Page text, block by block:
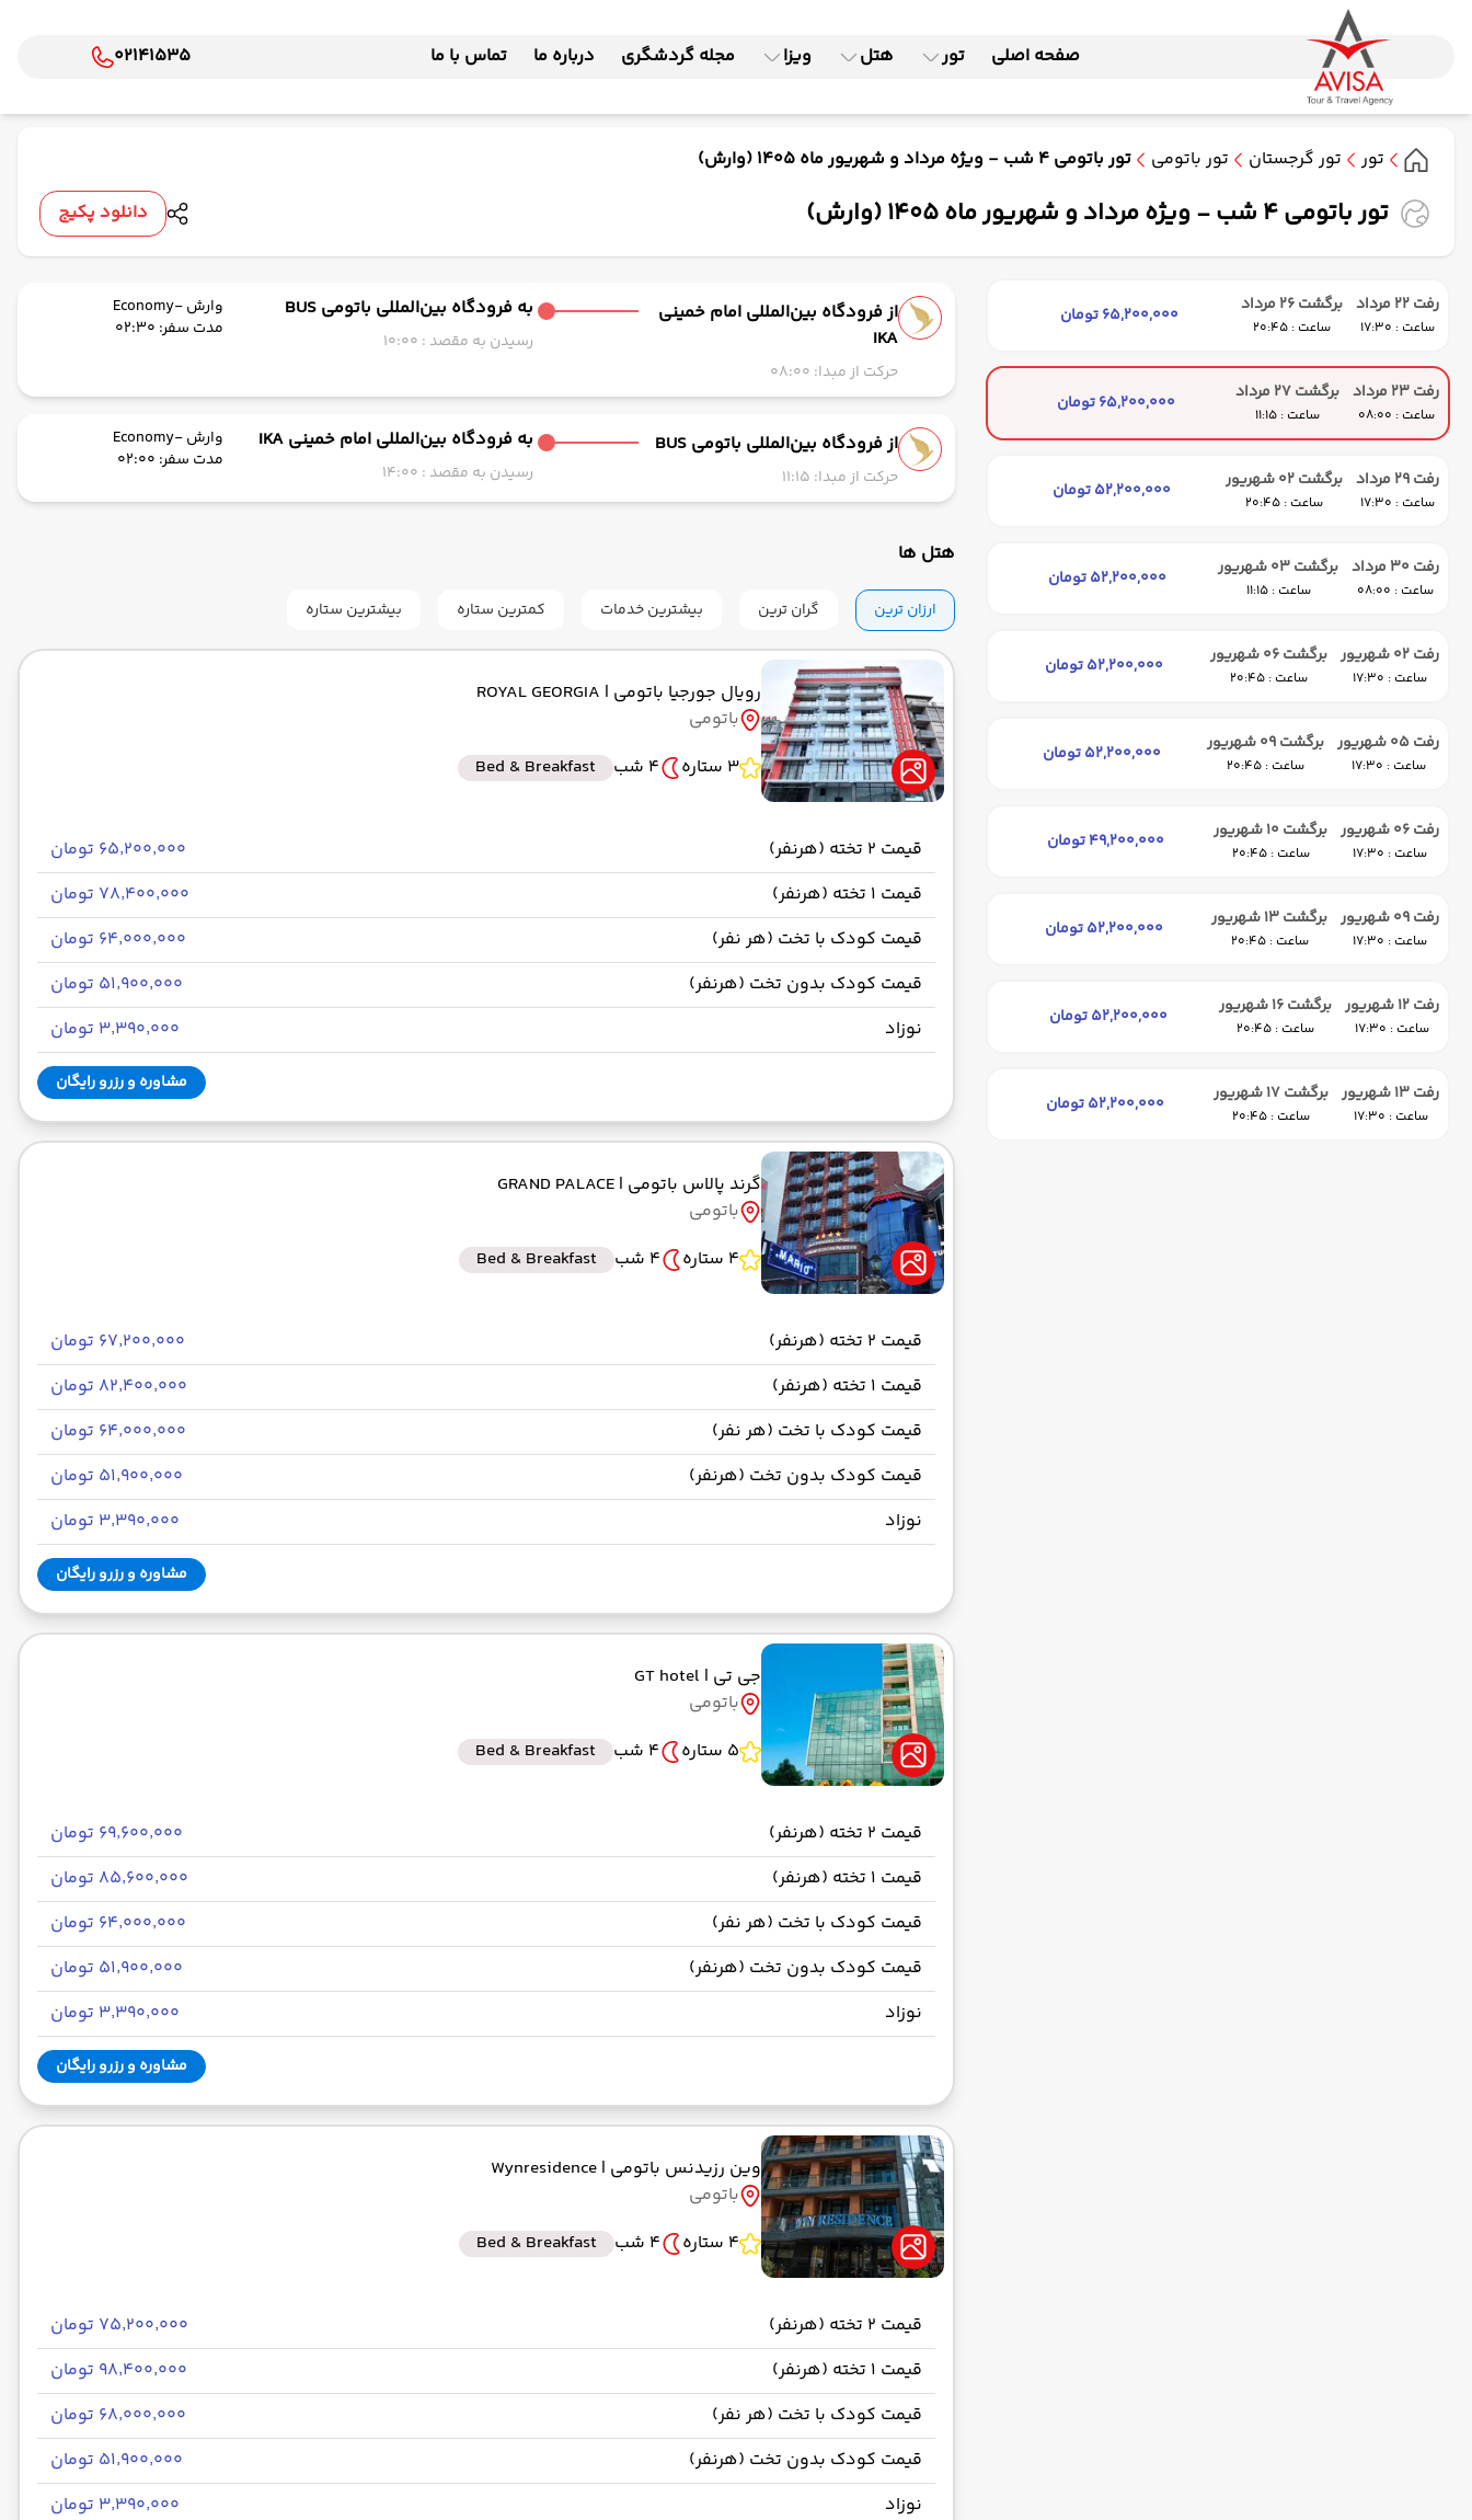
صفحه اصلی تور هتل ویزا مجله گردشگری درباره ما تماس با ما 02141535
تور تور گرجستان تور باتومی تور باتومی 4 شب - ویژه مرداد و شهریور ماه 1405 (وارش)
تور باتومی 4 شب - ویژه مرداد و شهریور ماه 1405 (وارش) دانلود پکیج
رفت 22 مرداد
ساعت : 17:30
برگشت 26 مرداد
ساعت : 20:45
65,200,000 تومان
رفت 23 مرداد
ساعت : 08:00
برگشت 27 مرداد
ساعت : 11:15
65,200,000 تومان
رفت 29 مرداد
ساعت : 17:30
برگشت 02 شهریور
ساعت : 20:45
52,200,000 تومان
رفت 30 مرداد
ساعت : 08:00
برگشت 03 شهریور
ساعت : 11:15
52,200,000 تومان
رفت 02 شهریور
ساعت : 17:30
برگشت 06 شهریور
ساعت : 20:45
52,200,000 تومان
رفت 05 شهریور
ساعت : 17:30
برگشت 09 شهریور
ساعت : 20:45
52,200,000 تومان
رفت 06 شهریور
ساعت : 17:30
برگشت 10 شهریور
ساعت : 20:45
49,200,000 تومان
رفت 09 شهریور
ساعت : 17:30
برگشت 13 شهریور
ساعت : 20:45
52,200,000 تومان
رفت 12 شهریور
ساعت : 17:30
برگشت 16 شهریور
ساعت : 20:45
52,200,000 تومان
رفت 13 شهریور
ساعت : 17:30
برگشت 17 شهریور
ساعت : 20:45
52,200,000 تومان
از فرودگاه بین‌المللی امام خمینی
IKA
حرکت از مبدا: 08:00
به فرودگاه بین‌المللی باتومی BUS
رسیدن به مقصد : 10:00
وارش -Economy
مدت سفر: 02:30
از فرودگاه بین‌المللی باتومی BUS
حرکت از مبدا: 11:15
به فرودگاه بین‌المللی امام خمینی IKA
رسیدن به مقصد : 14:00
وارش -Economy
مدت سفر: 02:00
هتل ها
ارزان ترین گران ترین بیشترین خدمات کمترین ستاره بیشترین ستاره
رویال جورجیا باتومی | ROYAL GEORGIA
باتومی
3 ستاره
4 شب Bed & Breakfast
قیمت 2 تخته (هرنفر)
۶۵٬۲۰۰٬۰۰۰ تومان
قیمت 1 تخته (هرنفر)
۷۸٬۴۰۰٬۰۰۰ تومان
قیمت کودک با تخت (هر نفر)
۶۴٬۰۰۰٬۰۰۰ تومان
قیمت کودک بدون تخت (هرنفر)
۵۱٬۹۰۰٬۰۰۰ تومان
نوزاد
۳٬۳۹۰٬۰۰۰ تومان
مشاوره و رزرو رایگان
گرند پالاس باتومی | GRAND PALACE
باتومی
4 ستاره
4 شب Bed & Breakfast
قیمت 2 تخته (هرنفر)
۶۷٬۲۰۰٬۰۰۰ تومان
قیمت 1 تخته (هرنفر)
۸۲٬۴۰۰٬۰۰۰ تومان
قیمت کودک با تخت (هر نفر)
۶۴٬۰۰۰٬۰۰۰ تومان
قیمت کودک بدون تخت (هرنفر)
۵۱٬۹۰۰٬۰۰۰ تومان
نوزاد
۳٬۳۹۰٬۰۰۰ تومان
مشاوره و رزرو رایگان
جی تی | GT hotel
باتومی
5 ستاره
4 شب Bed & Breakfast
قیمت 2 تخته (هرنفر)
۶۹٬۶۰۰٬۰۰۰ تومان
قیمت 1 تخته (هرنفر)
۸۵٬۶۰۰٬۰۰۰ تومان
قیمت کودک با تخت (هر نفر)
۶۴٬۰۰۰٬۰۰۰ تومان
قیمت کودک بدون تخت (هرنفر)
۵۱٬۹۰۰٬۰۰۰ تومان
نوزاد
۳٬۳۹۰٬۰۰۰ تومان
مشاوره و رزرو رایگان
وین رزیدنس باتومی | Wynresidence
باتومی
4 ستاره
4 شب Bed & Breakfast
قیمت 2 تخته (هرنفر)
۷۵٬۲۰۰٬۰۰۰ تومان
قیمت 1 تخته (هرنفر)
۹۸٬۴۰۰٬۰۰۰ تومان
قیمت کودک با تخت (هر نفر)
۶۸٬۰۰۰٬۰۰۰ تومان
قیمت کودک بدون تخت (هرنفر)
۵۱٬۹۰۰٬۰۰۰ تومان
نوزاد
۳٬۳۹۰٬۰۰۰ تومان